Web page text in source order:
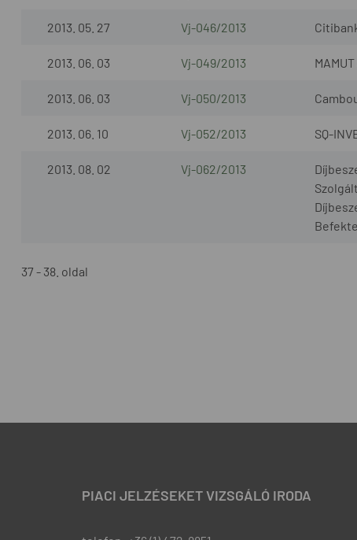
2013. 05. 27 Vj-046/2013
2013. 06. 03 Vj-049/2013
2013. 06. 03 Vj-050/2013
2013. 06. 10 Vj-052/2013 SQ-
2013. 08. 02 Vj-062/2013
37 - 38. oldal
PIACI JELZÉSEKET VIZSGÁLÓ IRODA